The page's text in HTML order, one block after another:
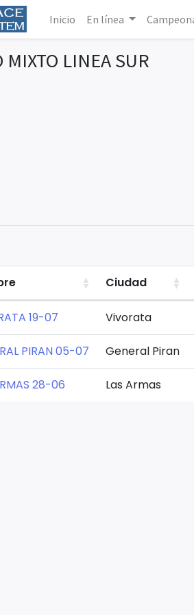
Inicio En línea
MIXTO LINEA SUR
Ciudad
19-07 Vivorata
PIRAN 05-07 General Piran
28-06 Las Armas